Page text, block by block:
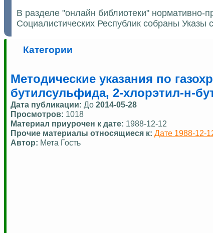
В разделе "онлайн библиотеки" нормативно-
Социалистических Республик собраны Указы
Категории
Методические указания по
бутилсульфида, 2-хлорэтил-н-
Дата публикации: До 2014-05-28
Просмотров: 1018
Материал приурочен к дате: 1988-12-12
Прочие материалы относящиеся к: Дате 1988-12-
Автор: Мета Гость